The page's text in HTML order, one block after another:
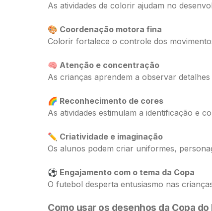
As atividades de colorir ajudam no
🎨 Coordenação motora fina
Colorir fortalece o controle dos
🧠 Atenção e concentração
As crianças aprendem a observar
🌈 Reconhecimento de cores
As atividades estimulam a identificação e
✏️ Criatividade e imaginação
Os alunos podem criar uniformes,
⚽ Engajamento com o tema da Copa
O futebol desperta entusiasmo nas
Como usar os desenhos da Copa